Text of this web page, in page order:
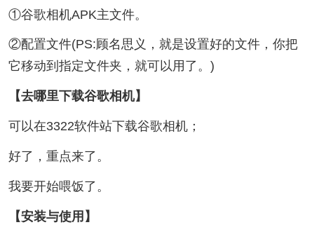
①谷歌相机APK主文件。
②配置文件(PS:顾名思义，就是设置好的文件，你把
它移动到指定文件夹，就可以用了。)
【去哪里下载谷歌相机】
可以在3322软件站下载谷歌相机；
好了，重点来了。
我要开始喂饭了。
【安装与使用】